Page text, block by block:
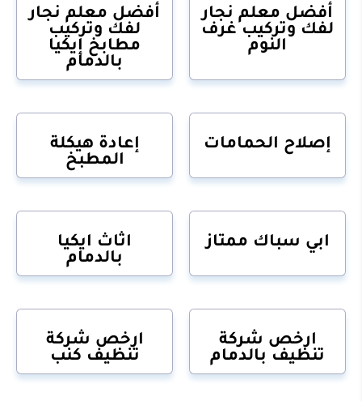
أفضل معلم نجار
لفك وتركيب غرف
النوم
أفضل معلم نجار
لفك وتركيب
مطابخ إيكيا
بالدمام
إصلاح الحمامات
إعادة هيكلة
المطبخ
ابي سباك ممتاز
اثاث ايكيا
بالدمام
ارخص شركة
تنظيف بالدمام
ارخص شركة
تنظيف كنب